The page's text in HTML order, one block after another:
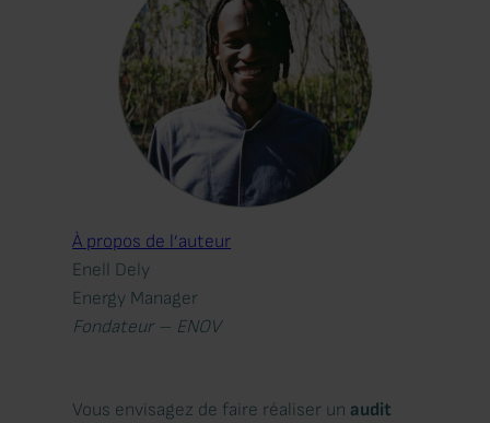
À propos de l’auteur
Enell Dely
Energy Manager
Fondateur – ENOV
Vous envisagez de faire réaliser un audit